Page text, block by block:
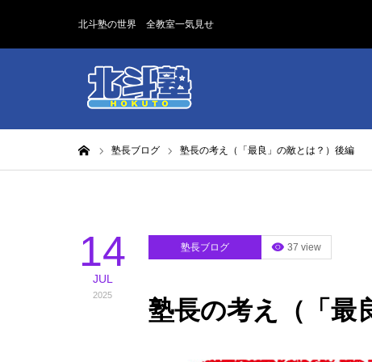
北斗塾の世界 全教室一気見せ
塾長ブログ 塾長の考え（「最良」の敵とは？）後編
14
JUL
2025
塾長ブログ 37 view
塾長の考え（「最